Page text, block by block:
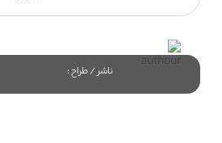
ناشر / طراح :